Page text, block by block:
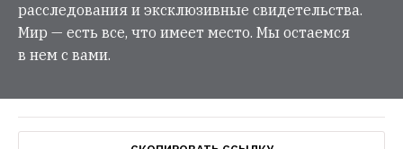
расследования и эксклюзивные свидетельства.
Мир — есть все, что имеет место. Мы остаемся
в нем с вами.